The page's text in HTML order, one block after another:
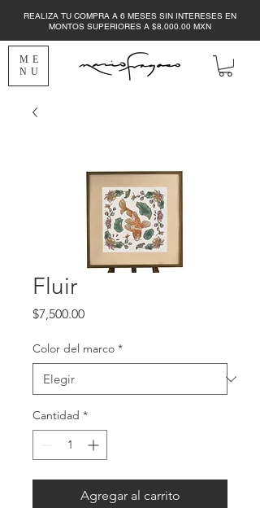
ME
NU
REALIZA TU COMPRA A 6 MESES SIN INTERESES EN
MONTOS SUPERIORES A $8,000.00 MXN
Fluir
$7,500.00Precio
Color del marco *
Cantidad *
Agregar al carrito